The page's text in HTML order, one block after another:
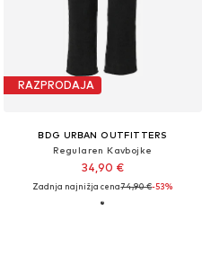
RAZPRODAJA
BDG URBAN OUTFITTERS
Regularen Kavbojke
34,90 €
Zadnja najnižja cena74,90 €-53%